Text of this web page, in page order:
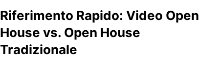
Riferimento Rapido: Video Open
House vs. Open House
Tradizionale